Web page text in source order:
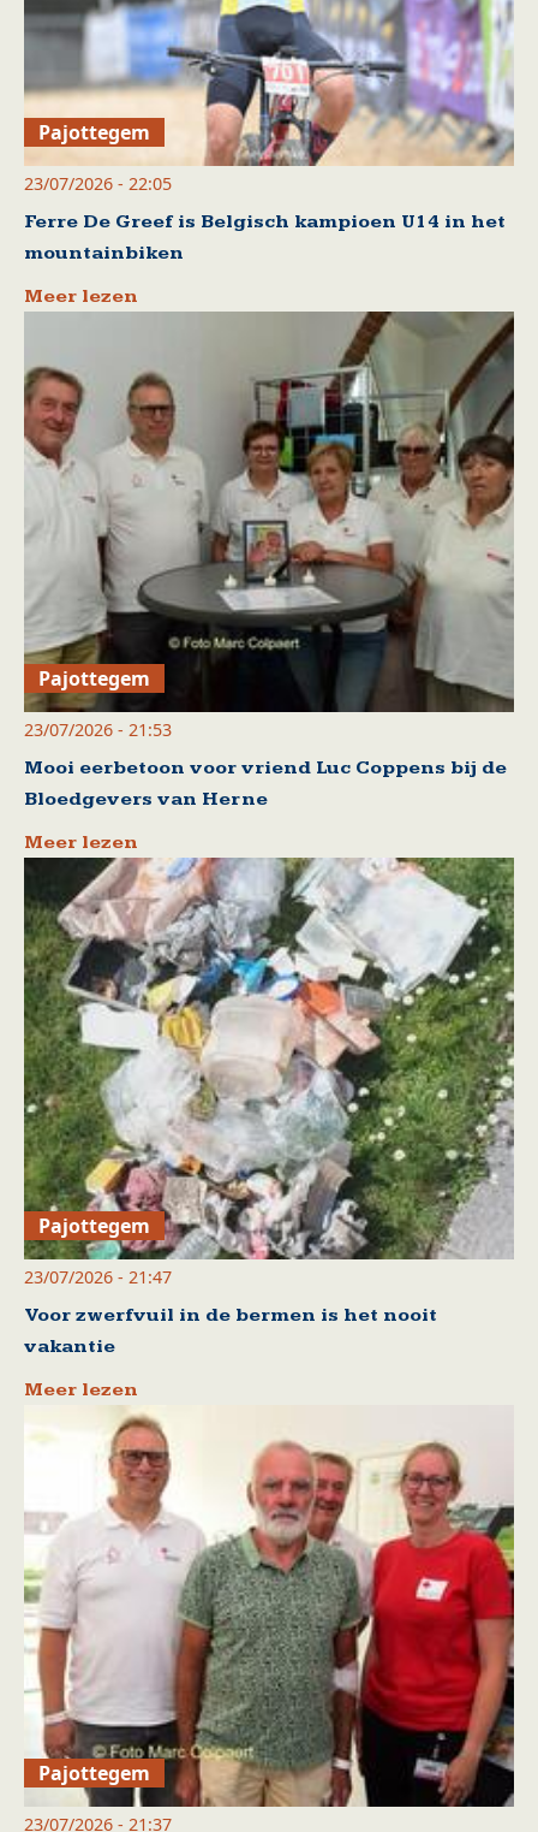
Pajottegem
23/07/2026 - 22:05
Ferre De Greef is Belgisch kampioen U14 in het
mountainbiken
Meer lezen
Pajottegem
23/07/2026 - 21:53
Mooi eerbetoon voor vriend Luc Coppens bij de
Bloedgevers van Herne
Meer lezen
Pajottegem
23/07/2026 - 21:47
Voor zwerfvuil in de bermen is het nooit
vakantie
Meer lezen
Pajottegem
23/07/2026 - 21:37